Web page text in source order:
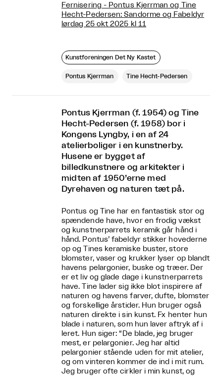
Fernisering - Pontus Kjerrman og Tine
Hecht-Pedersen: Sandorme og Fabeldyr
lørdag 25 okt 2025 kl 11
Kunstforeningen Det Ny Kastet
Pontus Kjerrman Tine Hecht-Pedersen
Pontus Kjerrman (f. 1954) og Tine
Hecht-Pedersen (f. 1958) bor i
Kongens Lyngby, i en af 24
atelierboliger i en kunstnerby.
Husene er bygget af
billedkunstnere og arkitekter i
midten af 1950’erne med
Dyrehaven og naturen tæt på.
Pontus og Tine har en fantastisk stor og
spændende have, hvor en frodig vækst
og kunstnerparrets keramik går hånd i
hånd. Pontus’ fabeldyr stikker hovederne
op og Tines keramiske buster, store
blomster, vaser og krukker lyser op blandt
havens pelargonier, buske og træer. Der
er et liv og glade dage i kunstnerparrets
have. Tine lader sig ikke blot inspirere af
naturen og havens farver, dufte, blomster
og forskellige årstider. Hun bruger også
naturen direkte i sin kunst. Fx henter hun
blade i naturen, som hun laver aftryk af i
leret. Hun siger: “De blade, jeg bruger
mest, er pelargonier. Jeg har altid
pelargonier stående uden for mit atelier,
og om vinteren kommer de ind i mit rum.
Jeg bruger ofte cirkler i min kunst, og